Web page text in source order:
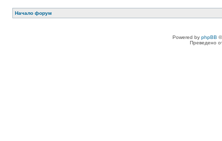
Начало форум
Powered by phpBB
Преведено